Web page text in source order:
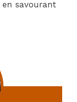
en savourant